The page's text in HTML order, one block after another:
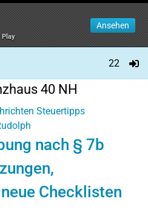
Play
Ansehen
22
40 NH
Steuertipps
nach § 7b
Checklisten